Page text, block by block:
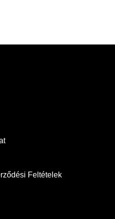
Feltételek